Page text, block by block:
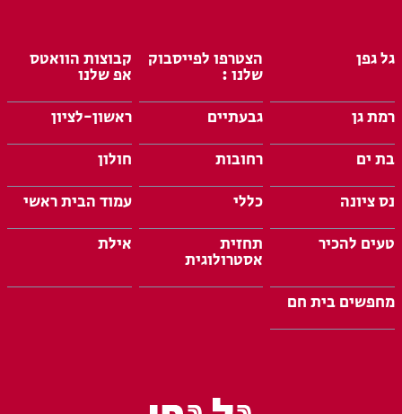
גל גפן הצטרפו לפייסבוק
שלנו :
קבוצות הוואטס
אפ שלנו
רמת גן
גבעתיים
ראשון-לציון
בת ים
רחובות
חולון
נס ציונה
כללי
עמוד הבית ראשי
טעים להכיר
תחזית
אסטרולוגית
אילת
מחפשים בית חם